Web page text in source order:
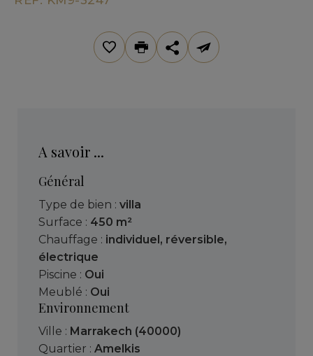
A savoir ...
Général
Type de bien : villa
Surface : 450 m²
Chauffage : individuel, réversible,
électrique
Piscine : Oui
Meublé : Oui
Environnement
Ville : Marrakech (40000)
Quartier : Amelkis